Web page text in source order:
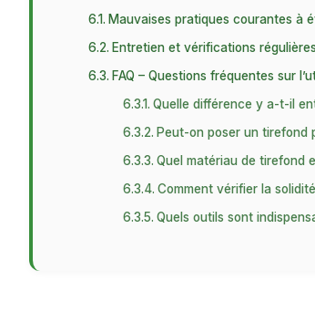
Mauvaises pratiques courantes à
Entretien et vérifications
FAQ – Questions fréquentes sur
Quelle différence y a-t-il
Peut-on poser un tirefond
Quel matériau de tirefond
Comment vérifier la
Quels outils sont